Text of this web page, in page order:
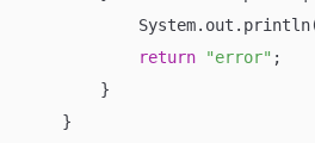
return
"error" ;
        }
    }